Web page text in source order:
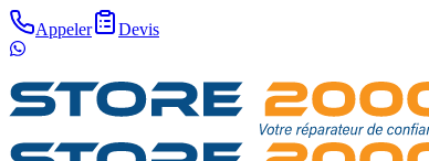
Appeler Devis